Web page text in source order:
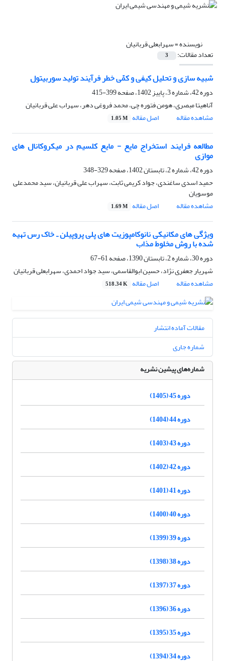
نویسنده =سهرابعلی قربانیان
تعداد مقالات: 3
شبیه سازی و تحلیل کیفی و کمّی خطر فرآیند تولید سوربیتول
دوره 42، شماره 3، پاییز 1402، صفحه
399-415
آناهیتا مبصری، هومن فتوره چی، محمد فروغی دهر، سهراب علی قربانیان
مشاهده مقاله
اصل مقاله 1.05 M
مطالعه‌ فرایند استخراج مایع - مایع کلسیم در میکروکانال های
موازی
دوره 42، شماره 2، تابستان 1402، صفحه
329-348
حمید اسدی ساغندی، جواد کریمی ثابت، سهراب علی قربانیان، سید محمدعلی
موسویان
مشاهده مقاله
اصل مقاله 1.69 M
ویژگی های مکانیکی نانوکامپوزیت های پلی پروپیلن ـ خاک رس تهیه
شده با روش مخلوط مذاب
دوره 30، شماره 2، تابستان 1390، صفحه
61-67
شهریار جعفری نژاد، حسین ابوالقاسمی، سید جواد احمدی، سهرابعلی قربانیان
مشاهده مقاله
اصل مقاله 518.34 K
مقالات آماده انتشار
شماره جاری
شماره‌های پیشین نشریه
دوره 45 (1405)
دوره 44 (1404)
دوره 43 (1403)
دوره 42 (1402)
دوره 41 (1401)
دوره 40 (1400)
دوره 39 (1399)
دوره 38 (1398)
دوره 37 (1397)
دوره 36 (1396)
دوره 35 (1395)
دوره 34 (1394)